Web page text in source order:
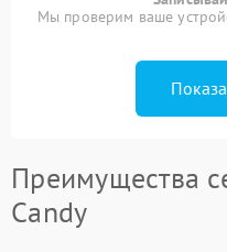
Мы проверим ваше
Преимущества
Candy